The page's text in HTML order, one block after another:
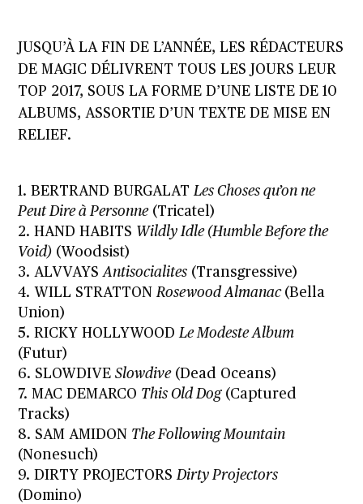
JUSQU’À LA FIN DE L’ANNÉE, LES RÉDACTEURS
DE MAGIC DÉLIVRENT TOUS LES JOURS LEUR
TOP 2017, SOUS LA FORME D’UNE LISTE DE 10
ALBUMS, ASSORTIE D’UN TEXTE DE MISE EN
RELIEF.
1. BERTRAND BURGALATLes Choses qu’on ne
Peut Dire à Personne(Tricatel)
2. HAND HABITS Wildly Idle (Humble Before the
Void) (Woodsist)
3. ALVVAYSAntisocialites (Transgressive)
4. WILL STRATTONRosewood Almanac (Bella
Union)
5. RICKY HOLLYWOODLe Modeste Album
(Futur)
6. SLOWDIVESlowdive(Dead Oceans)
7. MAC DEMARCO This Old Dog(Captured
Tracks)
8. SAM AMIDON The Following Mountain
(Nonesuch)
9. DIRTY PROJECTORSDirty Projectors
(Domino)